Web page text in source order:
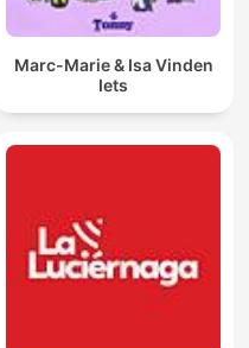
Marc-Marie & Isa Vinden
Iets